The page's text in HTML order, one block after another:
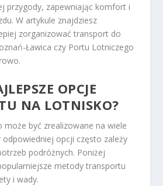
przygody, zapewniając komfort i
W artykule znajdziesz
zorganizować transport do
Ławica czy Portu Lotniczego
OPCJE
NA LOTNISKO?
może być zrealizowane na wiele
opcji często zależy
podróżnych. Poniżej
metody transportu
i wady.